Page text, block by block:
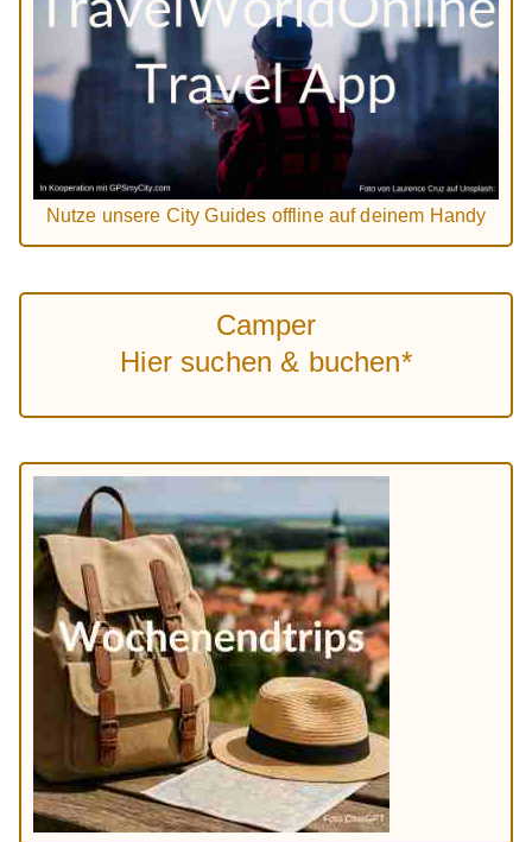
Nutze unsere City Guides offline auf deinem Handy
Camper
Hier suchen & buchen*